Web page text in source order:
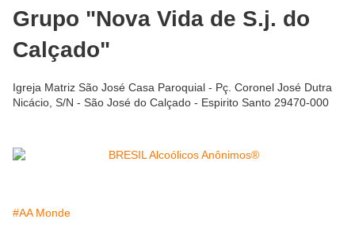
Grupo "Nova Vida de S.j. do
Calçado"
Igreja Matriz São José Casa Paroquial - Pç. Coronel José Dutra
Nicácio, S/N - São José do Calçado - Espirito Santo 29470-000
#AA Monde